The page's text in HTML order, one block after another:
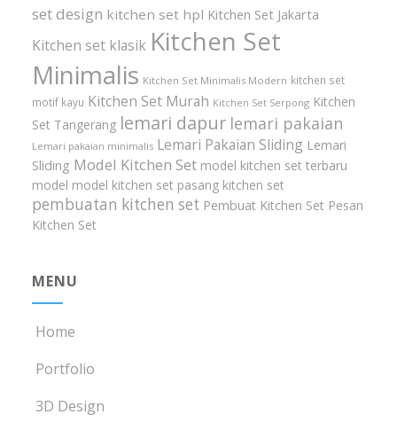
set design kitchen set hpl Kitchen Set Jakarta
Kitchen set klasik Kitchen Set
Minimalis Kitchen Set Minimalis Modern kitchen set
motif kayu Kitchen Set Murah Kitchen Set Serpong Kitchen
Set Tangerang lemari dapur lemari pakaian
Lemari pakaian minimalis Lemari Pakaian Sliding Lemari
Sliding Model Kitchen Set model kitchen set terbaru
model model kitchen set pasang kitchen set
pembuatan kitchen set Pembuat Kitchen Set Pesan
Kitchen Set
MENU
Home
Portfolio
3D Design